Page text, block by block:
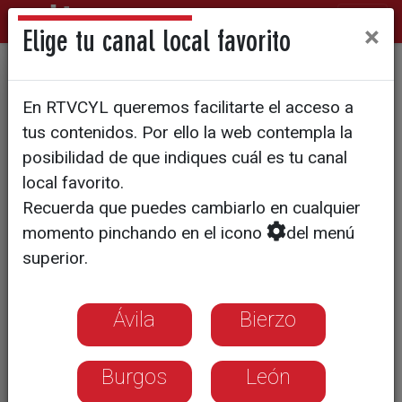
El Real Ávila confirma la
renovación de Carlos Pascual
y la incorporación de Gonzalo
Serrano y Diego Lorenzo
Elige tu canal local favorito ×
En RTVCYL queremos facilitarte el acceso a
tus contenidos. Por ello la web contempla la
posibilidad de que indiques cuál es tu canal
local favorito.
Recuerda que puedes cambiarlo en cualquier
momento pinchando en el icono
del menú
superior.
Ávila Bierzo
Burgos León